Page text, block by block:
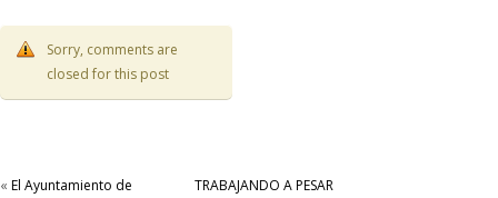
Sorry, comments are
closed for this post
« El Ayuntamiento de
TRABAJANDO A PESAR